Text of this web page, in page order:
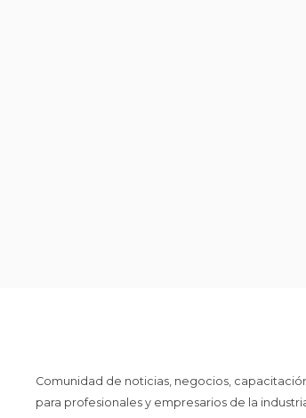
Comunidad de noticias, negocios,
para profesionales y empresarios de la